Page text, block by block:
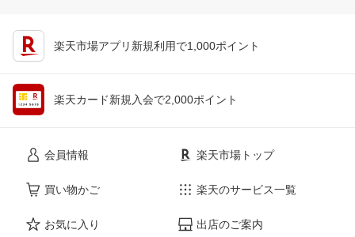
楽天市場アプリ新規利用で1,000ポイント
楽天カード新規入会で2,000ポイント
会員情報
買い物かご
お気に入り
楽天市場トップ
楽天のサービス一覧
出店のご案内